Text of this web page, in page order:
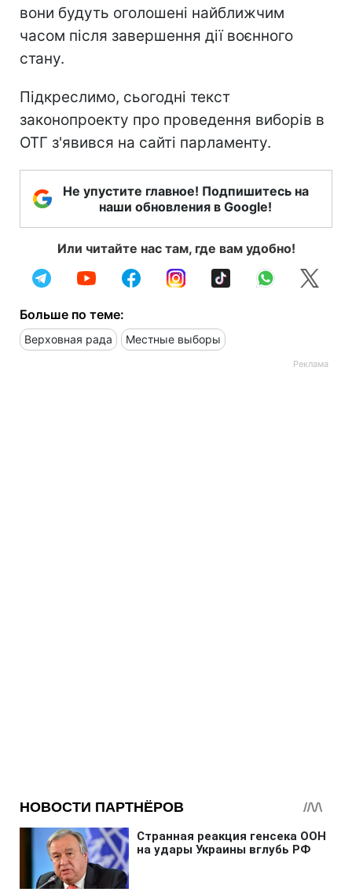
вони будуть оголошені найближчим
часом після завершення дії воєнного
стану.
Підкреслимо, сьогодні текст
законопроекту про проведення виборів в
ОТГ з'явився на сайті парламенту.
Не упустите главное! Подпишитесь на
наши обновления в Google!
Или читайте нас там, где вам удобно!
Больше по теме:
Верховная рада Местные выборы